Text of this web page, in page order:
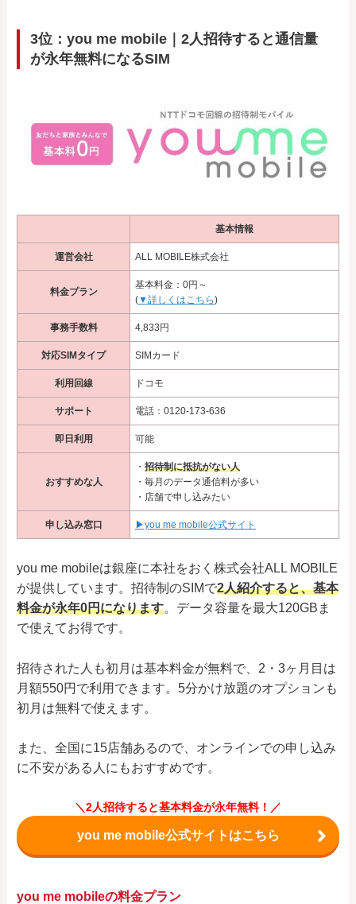
3位：you me mobile｜2人招待すると通信量
が永年無料になるSIM
基本情報
運営会社 ALL MOBILE株式会社
料金プラン
基本料金：0円～
(▼詳しくはこちら)
事務手数料 4,833円
対応SIMタイプ SIMカード
利用回線 ドコモ
サポート 電話：0120-173-636
即日利用 可能
おすすめな人
・ 招待制に抵抗がない人
・毎月のデータ通信料が多い
・店舗で申し込みたい
申し込み窓口 ▶you me mobile公式サイト
you me mobileは銀座に本社をおく株式会社ALL MOBILE
が提供しています。招待制のSIMで2人紹介すると、基本
料金が永年0円になります。データ容量を最大120GBま
で使えてお得です。
招待された人も初月は基本料金が無料で、2・3ヶ月目は
月額550円で利用できます。5分かけ放題のオプションも
初月は無料で使えます。
また、全国に15店舗あるので、オンラインでの申し込み
に不安がある人にもおすすめです。
＼2人招待すると基本料金が永年無料！／
you me mobile公式サイトはこちら
you me mobileの料金プラン